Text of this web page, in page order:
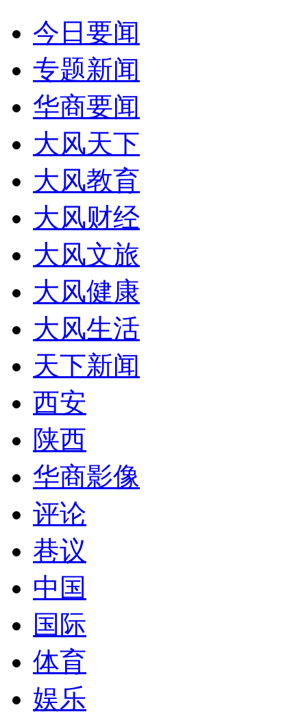
今日要闻
专题新闻
华商要闻
大风天下
大风教育
大风财经
大风文旅
大风健康
大风生活
天下新闻
西安
陕西
华商影像
评论
巷议
中国
国际
体育
娱乐